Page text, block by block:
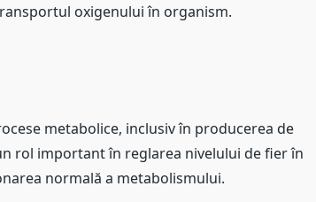
oxigenului în organism.
metabolice, inclusiv în producerea de
rol important în reglarea nivelului de fier în
normală a metabolismului.